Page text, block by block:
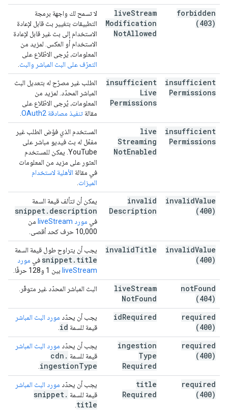
forbidden
(403)
liveStream
Modification
NotAllowed
لا تسمح لك واجهة برمجة
التطبيقات بتغيير بث قابل لإعادة
الاستخدام إلى بث غير قابل لإعادة
الاستخدام أو العكس. لمزيد من
المعلومات، يُرجى الاطّلاع على
التعرّف على البث المباشر والبث
insufficient
Permissions
insufficient
Live
Permissions
الطلب غير مصرّح له بتعديل البث
المباشر المحدّد. لمزيد من
المعلومات، يُرجى الاطّلاع على
مقالة تنفيذ مصادقة OAuth2
insufficient
Permissions
live
Streaming
NotEnabled
المستخدم الذي فوّض الطلب غير
مفعّل له بث فيديو مباشر على
YouTube. يمكن للمستخدم
العثور على مزيد من المعلومات
في مقالة الأهلية لاستخدام
الميزات
invalidValue
(400)
invalid
Description
يمكن أن تتألف قيمة السمة
snippet. description
في مورد liveStream
من
10,000 حرف كحد أقصى.
invalidValue
(400)
invalidTitle يجب أن يتراوح طول قيمة السمة
snippet. title في مورد
liveStream بين 1 و128 حرفًا.
notFound
(404)
liveStream
NotFound
البث المباشر المحدّد غير متوفّر.
required
(400)
idRequired يجب أن يحدّد مورد البث المباشر
قيمة للسمة id
required
(400)
ingestion
Type
Required
يجب أن يحدّد مورد البث المباشر
قيمة للسمة
cdn .
ingestionType
required
(400)
title
Required
يجب أن يحدّد مورد البث المباشر
قيمة للسمة
snippet.
title